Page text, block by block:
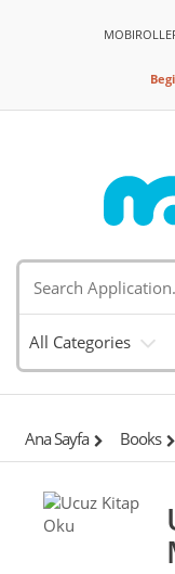
All Categories
Ana Sayfa Books